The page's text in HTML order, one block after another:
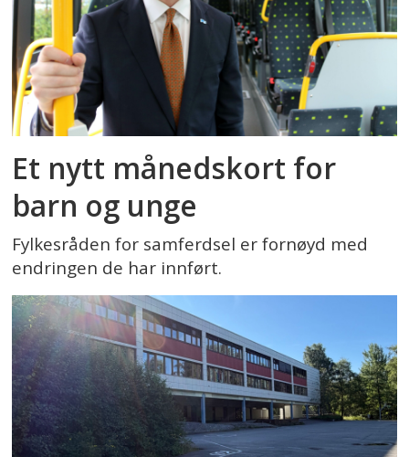
Et nytt månedskort for
barn og unge
Fylkesråden for samferdsel er fornøyd med
endringen de har innført.